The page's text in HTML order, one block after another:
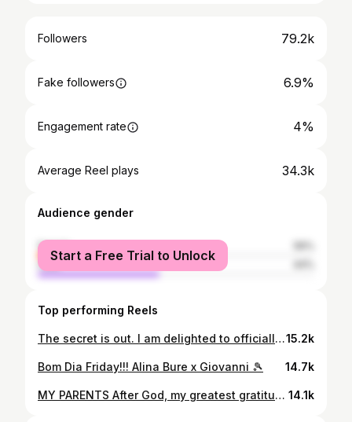
Followers 79.2k
Fake followers 6.9%
Engagement rate 4%
Average Reel plays 34.3k
Audience gender
female
male
Start a Free Trial to Unlock
Top performing Reels
The secret is out. I am delighted to officially step into this next chapter as an in-house Sales Executive for @anantararesidencesmiami, proudly working alongside @onesir, @onesirdevelopments and @onethousand_group Welcome to Anantara Residences Miami- the first Anantara Residences in North America. Conceived at the intersection of world-class hospitality, wellness, design, and luxury real estate, Anantara Residences Miami brings together an extraordinary alignment of global excellence: the internationally celebrated Anantara brand, the distinguished representation of ONE Sotheby’s International Realty, and the landmark vision of One Thousand Group. It is a privilege to represent a project of this caliber- one defined by discretion, architectural distinction, refined living, and an elevated sense of place. Grateful for the opportunity, the remarkable team behind this vision, and the exceptional journey ahead. Private inquiries are welcome via DM.15.2k
Bom Dia Friday!!! Alina Bure x Giovanni 🎾 14.7k
MY PARENTS After God, my greatest gratitude is to my parents, for giving me life, my twin sister and best friend, care, true values, and the gift of education. They taught me that real strength comes from hard work, resilience, and the courage to never give up. They showed me that authenticity matters more than chasing material things, and that staying true to yourself is the only way to live with dignity. I learned that there are no shortcuts in life, through patience, small steps, honesty, and perseverance, great things can be achieved. And from them, I carry the meaning of true teamwork: starting from nothing, building together, growing side by side, and never leaving anyone behind. #MyTrueInspiration 14.1k